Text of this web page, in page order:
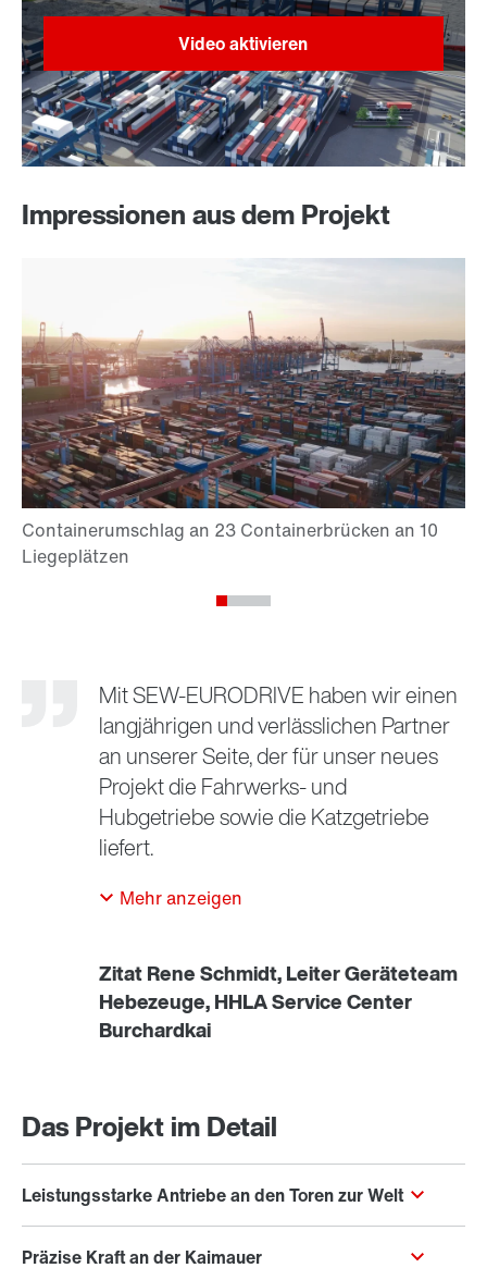
Impressionen aus dem Projekt
Mit SEW-EURODRIVE haben wir einen
langjährigen und verlässlichen Partner
an unserer Seite, der für unser neues
Projekt die Fahrwerks- und
Hubgetriebe sowie die Katzgetriebe
liefert.
Mehr anzeigen
Zitat Rene Schmidt, Leiter Geräteteam
Hebezeuge, HHLA Service Center
Burchardkai